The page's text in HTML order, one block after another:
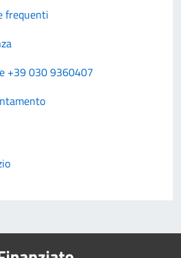
frequenti
+39 030 9360407